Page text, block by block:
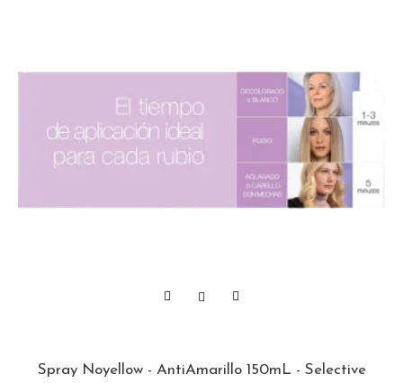
Spray Noyellow - AntiAmarillo 150mL - Selective